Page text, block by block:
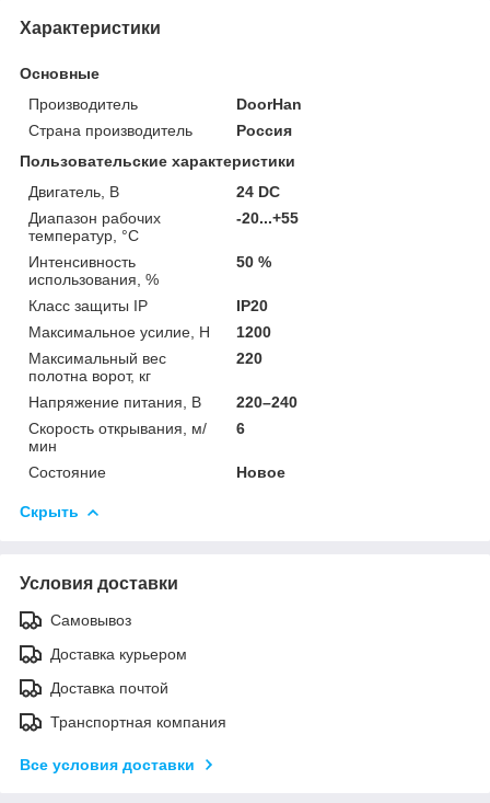
Характеристики
Основные
Производитель
DoorHan
Страна производитель
Россия
Пользовательские характеристики
Двигатель, В
24 DС
Диапазон рабочих
температур, °С
-20...+55
Интенсивность
использования, %
50 %
Класс защиты IP
IP20
Максимальное усилие, Н
1200
Максимальный вес
полотна ворот, кг
220
Напряжение питания, В
220–240
Скорость открывания, м/
мин
6
Состояние Новое
Скрыть
Условия доставки
Самовывоз
Доставка курьером
Доставка почтой
Транспортная компания
Все условия доставки